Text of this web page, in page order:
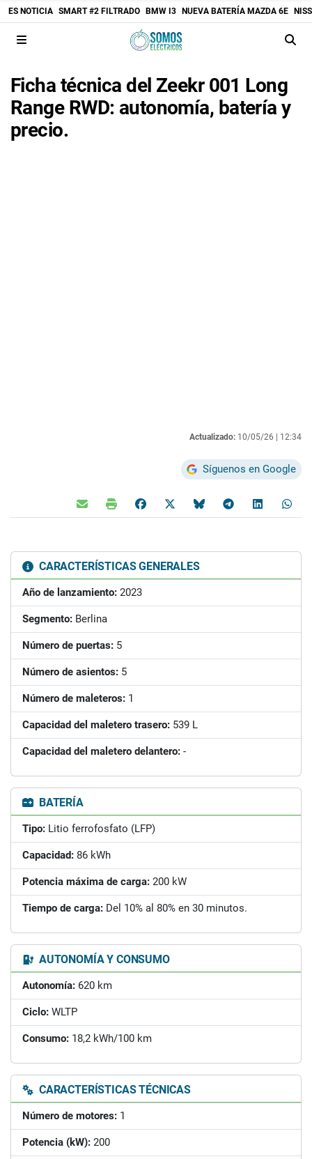
ES NOTICIA SMART #2 FILTRADO BMW I3 NUEVA BATERÍA MAZDA 6E
Ficha técnica del Zeekr 001 Long
Range RWD: autonomía, batería y
precio.
Actualizado: 10/05/26 | 12:34
Síguenos en Google
CARACTERÍSTICAS GENERALES
Año de lanzamiento: 2023
Segmento: Berlina
Número de puertas: 5
Número de asientos: 5
Número de maleteros: 1
Capacidad del maletero trasero: 539 L
Capacidad del maletero delantero: -
BATERÍA
Tipo: Litio ferrofosfato (LFP)
Capacidad: 86 kWh
Potencia máxima de carga: 200 kW
Tiempo de carga: Del 10% al 80% en 30 minutos.
AUTONOMÍA Y CONSUMO
Autonomía: 620 km
Ciclo: WLTP
Consumo: 18,2 kWh/100 km
CARACTERÍSTICAS TÉCNICAS
Número de motores: 1
Potencia (kW): 200